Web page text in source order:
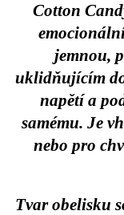
Cotton
jemnou,
uklidňujícím
napětí a
samému. Je
nebo pro
Tvar obelisku